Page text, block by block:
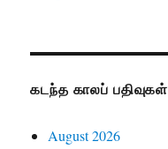
கடந்த காலப் பதிவுகள்
August 2026